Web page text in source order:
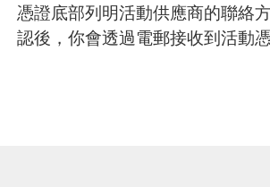
憑證底部列明活動供應商的聯絡
認後，你會透過電郵接收到活動憑